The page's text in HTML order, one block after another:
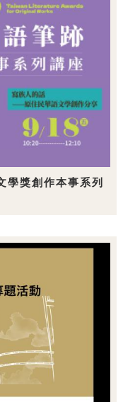
學獎創作本事系列